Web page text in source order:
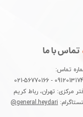
تماس با ما
تماس:
09120131744 - 021-
مرکزی: تهران، رباط کریم
general.heydari@